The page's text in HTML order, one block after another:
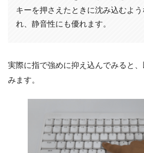
キーを押さえたときに沈み込むよ
れ、静音性にも優れます。
実際に指で強めに抑え込んでみると
みます。